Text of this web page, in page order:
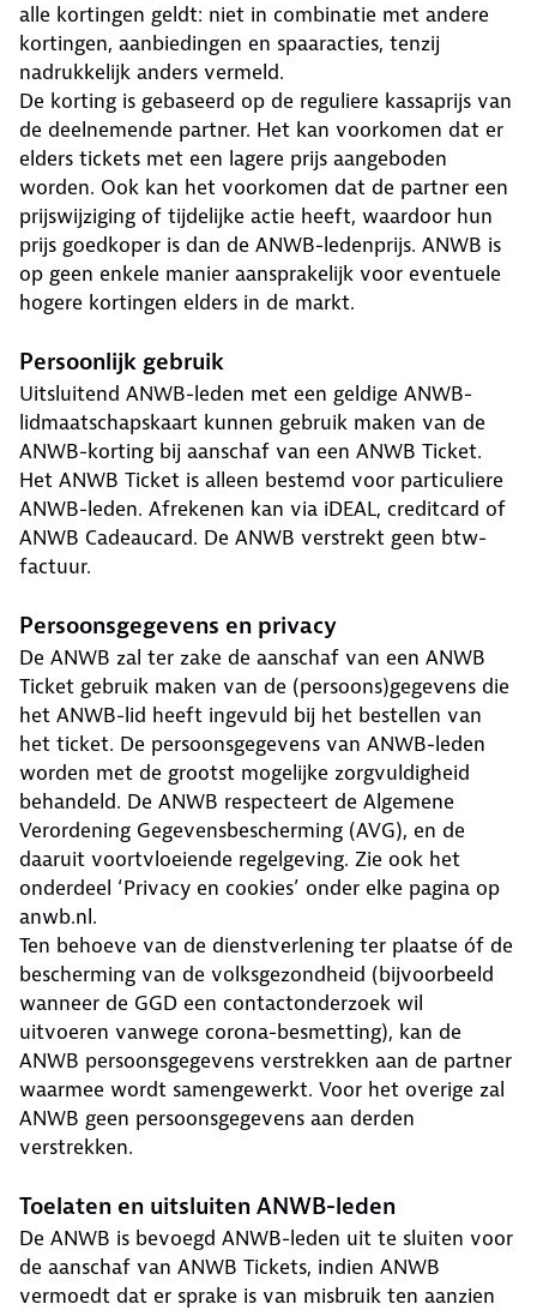
alle kortingen geldt: niet in combinatie met andere
kortingen, aanbiedingen en spaaracties, tenzij
nadrukkelijk anders vermeld.
De korting is gebaseerd op de reguliere kassaprijs van
de deelnemende partner. Het kan voorkomen dat er
elders tickets met een lagere prijs aangeboden
worden. Ook kan het voorkomen dat de partner een
prijswijziging of tijdelijke actie heeft, waardoor hun
prijs goedkoper is dan de ANWB-ledenprijs. ANWB is
op geen enkele manier aansprakelijk voor eventuele
hogere kortingen elders in de markt.
Persoonlijk gebruik
Uitsluitend ANWB-leden met een geldige ANWB-
lidmaatschapskaart kunnen gebruik maken van de
ANWB-korting bij aanschaf van een ANWB Ticket.
Het ANWB Ticket is alleen bestemd voor particuliere
ANWB-leden. Afrekenen kan via iDEAL, creditcard of
ANWB Cadeaucard. De ANWB verstrekt geen btw-
factuur.
Persoonsgegevens en privacy
De ANWB zal ter zake de aanschaf van een ANWB
Ticket gebruik maken van de (persoons)gegevens die
het ANWB-lid heeft ingevuld bij het bestellen van
het ticket. De persoonsgegevens van ANWB-leden
worden met de grootst mogelijke zorgvuldigheid
behandeld. De ANWB respecteert de Algemene
Verordening Gegevensbescherming (AVG), en de
daaruit voortvloeiende regelgeving. Zie ook het
onderdeel ‘Privacy en cookies’ onder elke pagina op
anwb.nl.
Ten behoeve van de dienstverlening ter plaatse óf de
bescherming van de volksgezondheid (bijvoorbeeld
wanneer de GGD een contactonderzoek wil
uitvoeren vanwege corona-besmetting), kan de
ANWB persoonsgegevens verstrekken aan de partner
waarmee wordt samengewerkt. Voor het overige zal
ANWB geen persoonsgegevens aan derden
verstrekken.
Toelaten en uitsluiten ANWB-leden
De ANWB is bevoegd ANWB-leden uit te sluiten voor
de aanschaf van ANWB Tickets, indien ANWB
vermoedt dat er sprake is van misbruik ten aanzien